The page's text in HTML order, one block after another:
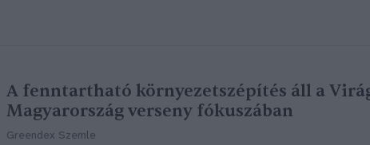
A fenntartható környezetszépítés áll a
Magyarország verseny fókuszában
Greendex Szemle